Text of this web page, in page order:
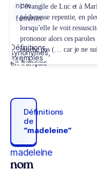
nom
féminin
Définitions,
synonymes,
exemples
en français
Définitions
de
“madeleine“
madeleine
nom
l’évangile de Luc et à
pécheresse repentie, en
lorsqu’elle le voit
prononce alors ces paroles
touche pas (… car je ne